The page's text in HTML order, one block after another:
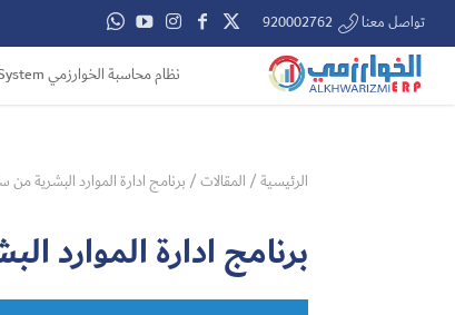
تواصل معنا 920002762
نظام محاسبة الخوارزمي ERP System
الرئيسية/ المقالات/ برنامج ادارة الموارد البشرية
برنامج ادارة